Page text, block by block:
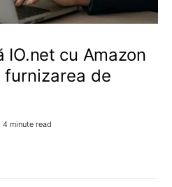
IO.net cu Amazon
furnizarea de
4 minute read